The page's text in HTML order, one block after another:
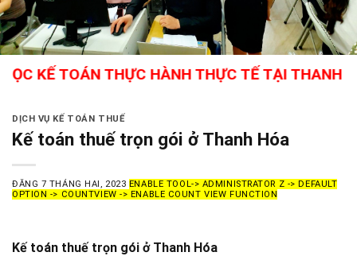
KẾ TOÁN THỰC HÀNH THỰC TẾ TẠI THANH HÓA
DỊCH VỤ KẾ TOÁN THUẾ
Kế toán thuế trọn gói ở Thanh Hóa
ĐĂNG 7 THÁNG HAI, 2023 ENABLE TOOL-> ADMINISTRATOR Z -> DEFAULT
OPTION -> COUNTVIEW -> ENABLE COUNT VIEW FUNCTION
Kế toán thuế trọn gói ở Thanh Hóa